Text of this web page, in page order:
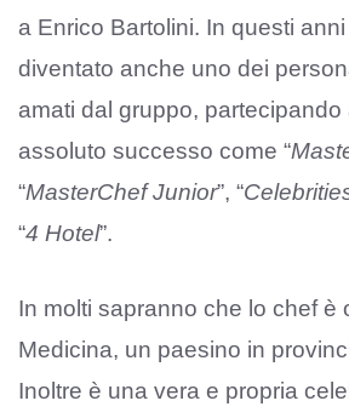
a Enrico Bartolini. In questi
diventato anche uno dei
amati dal gruppo, partecipando
assoluto successo come “
“MasterChef Junior”, “
“4 Hotel”.
In molti sapranno che lo chef è
Medicina, un paesino in
Inoltre è una vera e propria